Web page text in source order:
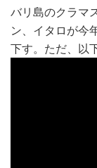
バリ島のクラマ
ン、イタロが今
下す。ただ、以